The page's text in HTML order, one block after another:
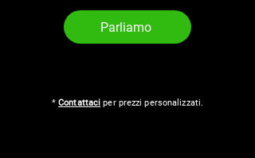
Parliamo
*Contattaci per prezzi personalizzati.